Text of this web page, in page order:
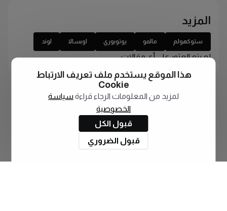
المزيد
ستوكهولم مالمو يوتوبوري اوبسالا لوند
لم يتم العثور على أي مقالات
هذا الموقع يستخدم ملف تعريف الارتباط
Cookie
لمزيد من المعلومات الرجاء قراءة سياسة
الخصوصية
قبول الكل
قبول الضروري